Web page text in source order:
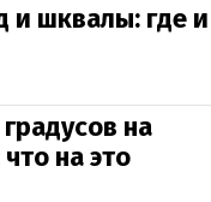
и шквалы: где и
на
на это